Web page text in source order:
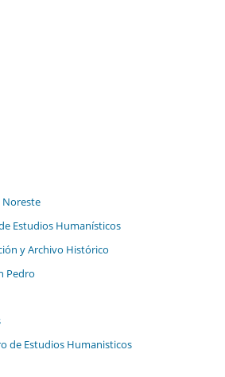
Noreste
Estudios Humanísticos
y Archivo Histórico
Pedro
de Estudios Humanisticos